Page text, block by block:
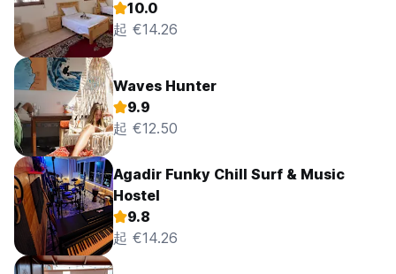
10.0
起 €14.26
Waves Hunter
9.9
起 €12.50
Agadir Funky Chill Surf & Music
Hostel
9.8
起 €14.26